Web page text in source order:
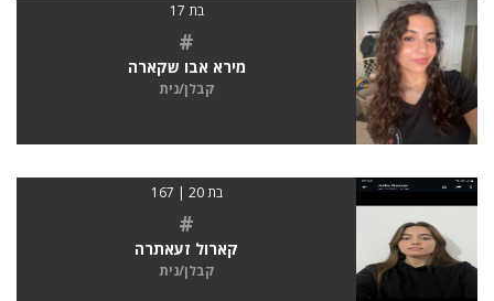
בת 17
#
מירא אבו שקארה
קבלן/נית
בת 20 | 167
#
קארול זעאתרה
קבלן/נית